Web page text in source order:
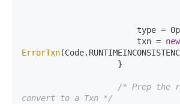
                        txn =
new
ErrorTxn
/* Prep the
convert to a Txn */